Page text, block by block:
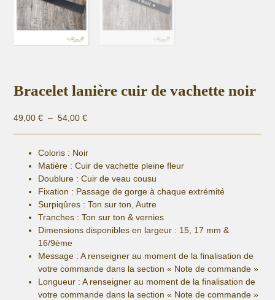
Bracelet lanière cuir de vachette noir
49,00€ – 54,00€Plage
49,00 €
à
54,00 €
Coloris : Noir
Matière : Cuir de vachette pleine fleur
Doublure : Cuir de veau cousu
Fixation : Passage de gorge à chaque extrémité
Surpiqûres : Ton sur ton, Autre
Tranches : Ton sur ton & vernies
Dimensions disponibles en largeur : 15, 17 mm &
16/9ème
Message : A renseigner au moment de la finalisation de
votre commande dans la section « Note de commande »
Longueur : A renseigner au moment de la finalisation de
votre commande dans la section « Note de commande »